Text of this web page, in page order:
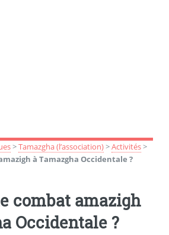
>Tamazgha (l’association)>Activités>
à Tamazgha Occidentale ?
combat amazigh
Occidentale ?